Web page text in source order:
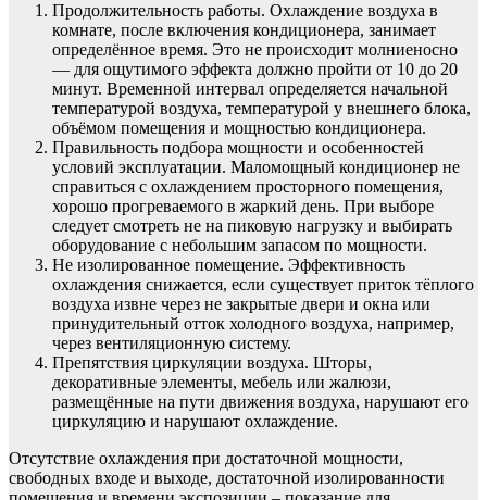
Продолжительность работы. Охлаждение воздуха в
комнате, после включения кондиционера, занимает
определённое время. Это не происходит молниеносно
— для ощутимого эффекта должно пройти от 10 до 20
минут. Временной интервал определяется начальной
температурой воздуха, температурой у внешнего блока,
объёмом помещения и мощностью кондиционера.
Правильность подбора мощности и особенностей
условий эксплуатации. Маломощный кондиционер не
справиться с охлаждением просторного помещения,
хорошо прогреваемого в жаркий день. При выборе
следует смотреть не на пиковую нагрузку и выбирать
оборудование с небольшим запасом по мощности.
Не изолированное помещение. Эффективность
охлаждения снижается, если существует приток тёплого
воздуха извне через не закрытые двери и окна или
принудительный отток холодного воздуха, например,
через вентиляционную систему.
Препятствия циркуляции воздуха. Шторы,
декоративные элементы, мебель или жалюзи,
размещённые на пути движения воздуха, нарушают его
циркуляцию и нарушают охлаждение.
Отсутствие охлаждения при достаточной мощности,
свободных входе и выходе, достаточной изолированности